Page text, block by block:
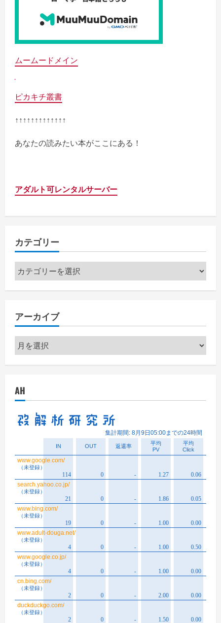
ムームードメイン
ピカキチ叢書
↑↑↑↑↑↑↑↑↑↑↑↑↑
あなたの読みたい本がここにある！
アダルト可レンタルサーバー
カテゴリー
カ
テ
ー
アーカイブ
ア
ー
ブ
AH